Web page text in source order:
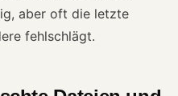
aber oft die letzte
fehlschlägt.